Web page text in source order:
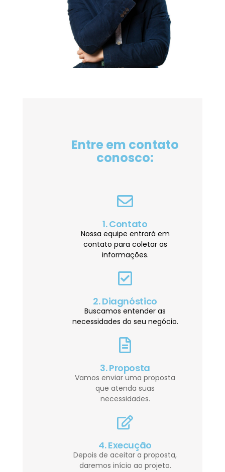
Entre em contato
conosco:
1. Contato
Nossa equipe entrará em
contato para coletar as
informações.
2. Diagnóstico
Buscamos entender as
necessidades do seu negócio.
3. Proposta
Vamos enviar uma proposta
que atenda suas
necessidades.
4. Execução
Depois de aceitar a proposta,
daremos início ao projeto.